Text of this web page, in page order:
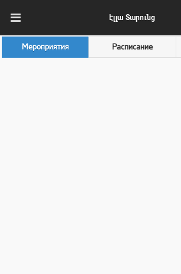
Էլլա Տարունց
Мероприятия Расписание